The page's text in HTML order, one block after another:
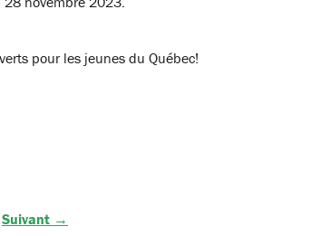
pour les jeunes du Québec!
Suivant →